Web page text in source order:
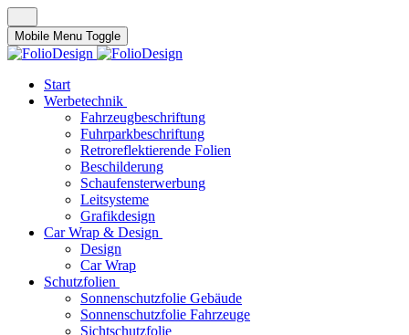
Mobile Menu Toggle
Start
Werbetechnik
Fahrzeugbeschriftung
Fuhrparkbeschriftung
Retroreflektierende Folien
Beschilderung
Schaufensterwerbung
Leitsysteme
Grafikdesign
Car Wrap & Design
Design
Car Wrap
Schutzfolien
Sonnenschutzfolie Gebäude
Sonnenschutzfolie Fahrzeuge
Sichtschutzfolie